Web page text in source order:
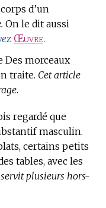
d’un
On le dit aussi
Œuvre.
Des morceaux
traite. Cet article
regardé que
masculin.
certains petits
tables, avec les
plusieurs hors-